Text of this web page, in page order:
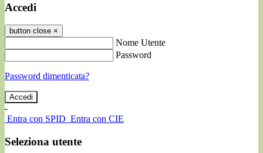
Accedi
button close ×
Nome Utente
Password
Password dimenticata?
-
Entra con SPID Entra con CIE
Seleziona utente